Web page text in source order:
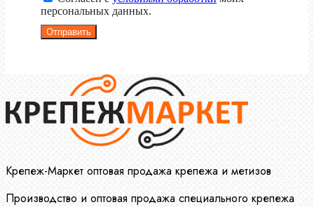
персональных данных.
Отправить
Крепеж-Маркет оптовая продажа крепежа и метизов
Производство и оптовая продажа специального крепежа